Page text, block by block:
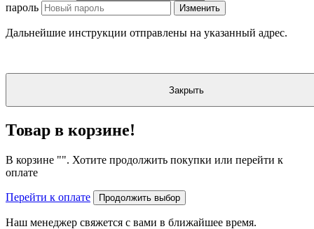
пароль
Изменить
Дальнейшие инструкции отправлены на указанный адрес.
Закрыть
Товар в корзине!
В корзине "". Хотите продолжить покупки или перейти к
оплате
Перейти к оплате Продолжить выбор
Наш менеджер свяжется с вами в ближайшее время.